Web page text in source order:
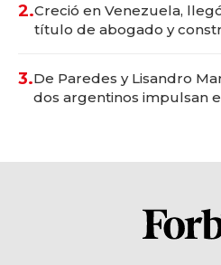
2.Creció en Venezuela,
título de abogado y
3.De Paredes y Lisandro
dos argentinos impulsan